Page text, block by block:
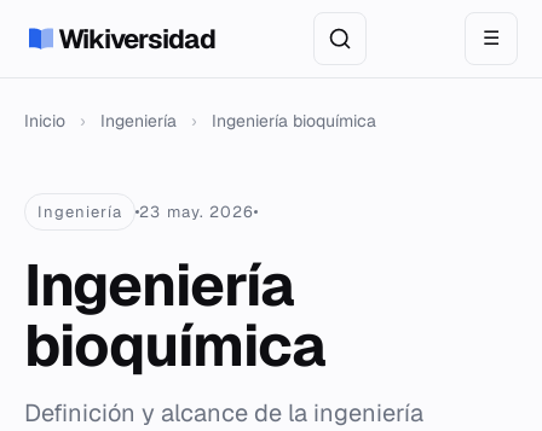
Wikiversidad ☰
Inicio › Ingeniería › Ingeniería bioquímica
Ingeniería 23 may. 2026
Ingeniería
bioquímica
Definición y alcance de la ingeniería